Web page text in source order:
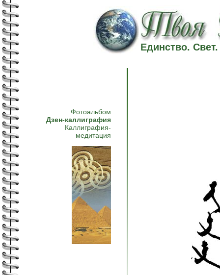
Единство.
Фотоальбом
Дзен-каллиграфия
Каллиграфия-
медитация